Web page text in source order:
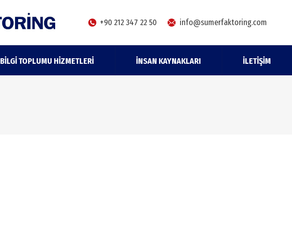
+90 212 347 22 50 info@sumerfaktoring.com
BILGI TOPLUMU HIZMETLERI İNSAN KAYNAKLARI İLETIŞIM